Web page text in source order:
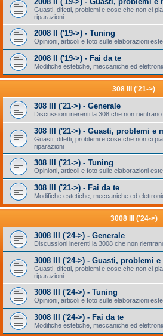
Guasti, difetti, problemi e cose che non ci
riparazioni
2008 II ('19->) - Tuning
Opinioni, articoli e foto sulle elaborazioni
2008 II ('19->) - Fai da te
Modifiche estetiche, meccaniche ed
308 III ('21->)
308 III ('21->) - Generale
Discussioni inerenti la 308 che non
308 III ('21->) - Guasti, problemi e
Guasti, difetti, problemi e cose che non ci
riparazioni
308 III ('21->) - Tuning
Opinioni, articoli e foto sulle elaborazioni
308 III ('21->) - Fai da te
Modifiche estetiche, meccaniche ed
3008 III ('24->)
3008 III ('24->) - Generale
Discussioni inerenti la 3008 che non
3008 III ('24->) - Guasti, problemi
Guasti, difetti, problemi e cose che non ci
riparazioni
3008 III ('24->) - Tuning
Opinioni, articoli e foto sulle elaborazioni
3008 III ('24->) - Fai da te
Modifiche estetiche, meccaniche ed